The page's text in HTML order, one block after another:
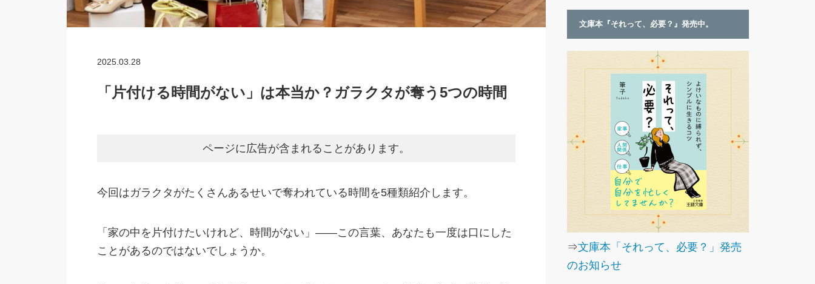
2025.03.28
「片付ける時間がない」は本当か？ガラクタが奪う5つの時間
ページに広告が含まれることがあります。
今回はガラクタがたくさんあるせいで奪われている時間を5種類紹介します。
「家の中を片付けたいけれど、時間がない」——この言葉、あなたも一度は口にした
ことがあるのではないでしょうか。
文庫本『それって、必要？』発売中。
⇒文庫本「それって、必要？」発売
のお知らせ